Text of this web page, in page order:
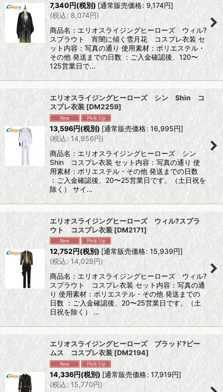
7,340円(税別)[通常販売価格: 9,174円]
(税込: 8,074円)
商品名：エリオスライジングヒーローズ ウィル?
スプラウト 宵闇に傾く雪月花 コスプレ衣装 セ
ット内容：写真の通り 使用素材：ポリエステル・
その他 発送までの日数 ：ご入金確認後、120〜
125営業日で…
エリオスライジングヒーローズ シン Shin コ
スプレ衣装[DM2259]
13,596円(税別) [通常販売価格: 16,995円]
(税込: 14,956円)
商品名：エリオスライジングヒーローズ シン
Shin コスプレ衣装 セット内容：写真の通り 使
用素材：ポリエステル・その他 発送までの日数
：ご入金確認後、20〜25営業日です。（土日祝を
除く） サイ…
エリオスライジングヒーローズ ウィル?スプラ
ウト コスプレ衣装[DM2171]
12,752円(税別) [通常販売価格: 15,939円]
(税込: 14,028円)
商品名：エリオスライジングヒーローズ ウィル?
スプラウト コスプレ衣装 セット内容：写真の通
り 使用素材：ポリエステル・その他 発送までの
日数 ：ご入金確認後、20〜25営業日です。（土
日祝を除く） …
エリオスライジングヒーローズ ブラッド?ビー
ムス コスプレ衣装 [DM2194]
14,336円(税別)[通常販売価格: 17,919円]
(税込: 15,770円)